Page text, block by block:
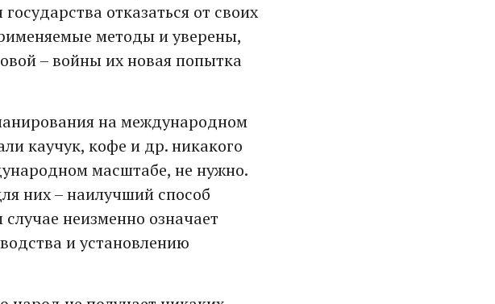
отказаться от своих
методы и уверены,
– войны их новая попытка
на международном
каучук, кофе и др. никакого
масштабе, не нужно.
них – наилучший способ
неизменно означает
и установлению